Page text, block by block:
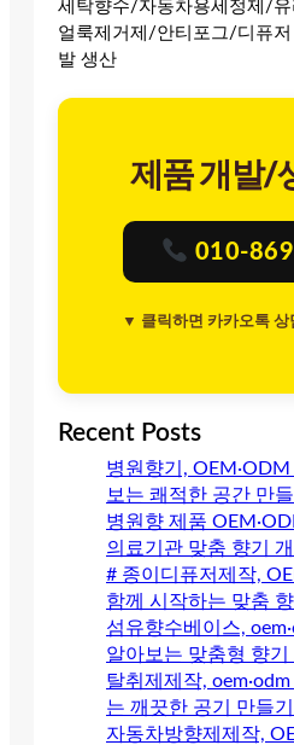
세탁향수/자동차용세정제/유
얼룩제거제/안티포그/디퓨저
발 생산
제품 개발/
010-
▼ 클릭하면 카카오톡 상
Recent Posts
병원향기,
보는 쾌적한 공간 만
병원향 제품
의료기관 맞춤 향기
# 종이디퓨저제작,
함께 시작하는 맞춤
섬유향수베이스,
알아보는 맞춤형 향기
탈취제제작,
는 깨끗한 공기 만들
자동차방향제제작,